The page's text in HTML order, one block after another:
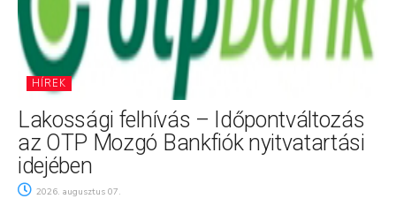
HÍREK
Lakossági felhívás – Időpontváltozás
az OTP Mozgó Bankfiók nyitvatartási
idejében
2026. augusztus 07.